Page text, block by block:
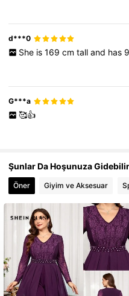
d***0
She is 169 cm tall and has
G***a
🥰👍
Şunlar Da Hoşunuza Gidebilir
Öner Giyim ve Aksesuar